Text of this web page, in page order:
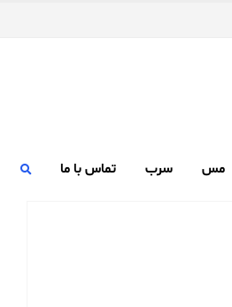
مس سرب تماس با ما